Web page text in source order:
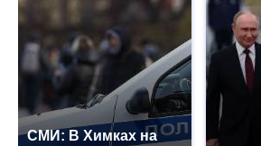
СМИ: В Химках на